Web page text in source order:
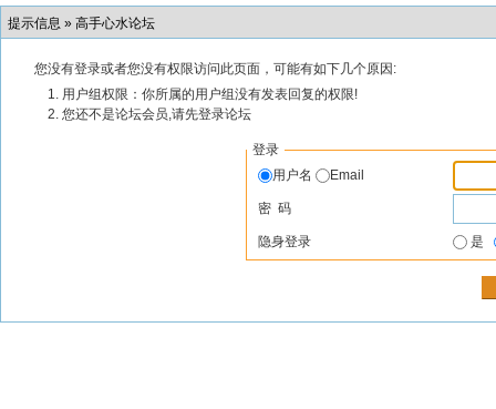
提示信息 » 高手心水论坛
您没有登录或者您没有权限访问此页面，可能有如下几个原因:
用户组权限：你所属的用户组没有发表回复的权限!
您还不是论坛会员,请先登录论坛
登录
用户名
Email
密 码
隐身登录 是